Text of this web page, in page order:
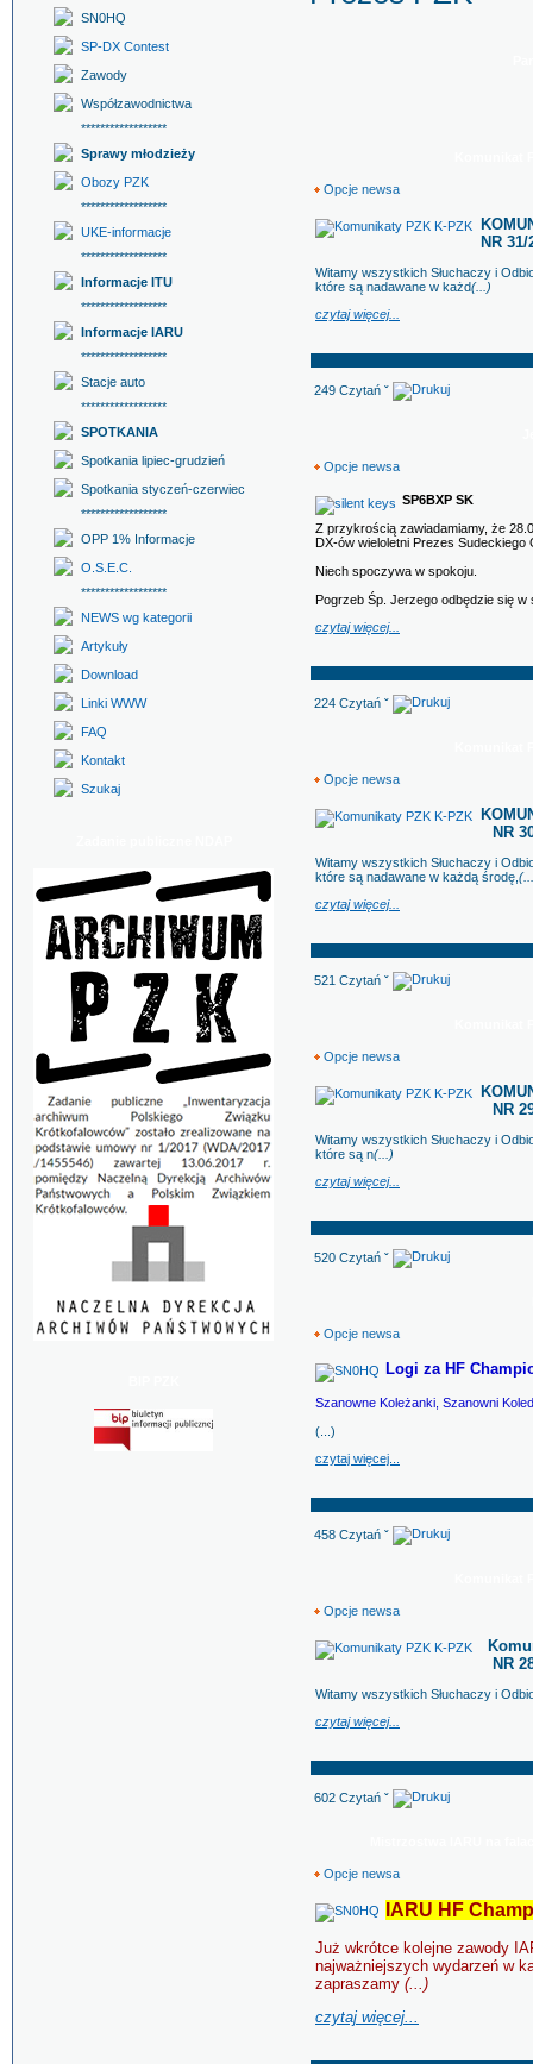
SN0HQ
SP-DX Contest
Zawody
Współzawodnictwa
******************
Sprawy młodzieży
Obozy PZK
******************
UKE-informacje
******************
Informacje ITU
******************
Informacje IARU
******************
Stacje auto
******************
SPOTKANIA
Spotkania lipiec-grudzień
Spotkania styczeń-czerwiec
******************
OPP 1% Informacje
O.S.E.C.
******************
NEWS wg kategorii
Artykuły
Download
Linki WWW
FAQ
Kontakt
Szukaj
Opcje newsa
NR
Witamy wszystkich Słuchaczy i
które są nadawane w każd(...)
czytaj więcej...
249 Czytań ˇ
Opcje newsa
SP6BXP SK
Z przykrością zawiadamiamy, że
DX-ów wieloletni Prezes
Niech spoczywa w spokoju.
Pogrzeb Śp. Jerzego odbędzie się w
czytaj więcej...
224 Czytań ˇ
Opcje newsa
NR
Witamy wszystkich Słuchaczy i
które są nadawane w każdą środę,
czytaj więcej...
521 Czytań ˇ
Opcje newsa
NR
Witamy wszystkich Słuchaczy i
które są n(...)
czytaj więcej...
520 Czytań ˇ
Opcje newsa
Logi za HF
Szanowne Koleżanki, Szanowni
(...)
czytaj więcej...
458 Czytań ˇ
Opcje newsa
NR
Witamy wszystkich Słuchaczy i
czytaj więcej...
602 Czytań ˇ
Opcje newsa
IARU HF
Już wkrótce kolejne zawody
najważniejszych wydarzeń w
zapraszamy (...)
czytaj więcej...